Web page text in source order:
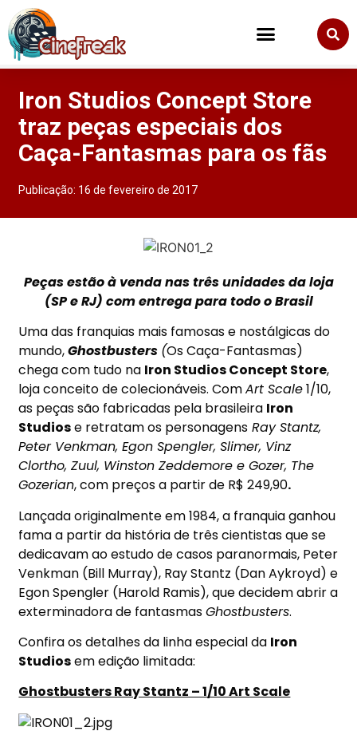
Iron Studios Concept Store
traz peças especiais dos
Caça-Fantasmas para os fãs
Publicação: 16 de fevereiro de 2017
Peças estão à venda nas três unidades da loja
(SP e RJ) com entrega para todo o Brasil
Uma das franquias mais famosas e nostálgicas do
mundo,Ghostbusters (Os Caça-Fantasmas)
chega com tudo na Iron Studios Concept Store,
loja conceito de colecionáveis. ComArt Scale1/10,
as peças são fabricadas pela brasileira Iron
Studiose retratam os personagens Ray Stantz,
Peter Venkman, Egon Spengler, Slimer, Vinz
Clortho, Zuul, Winston Zeddemore e Gozer, The
Gozerian, com preços a partir de R$ 249,90.
Lançada originalmente em 1984, a franquia ganhou
fama a partir da história de três cientistas que se
dedicavam ao estudo de casos paranormais, Peter
Venkman (Bill Murray), Ray Stantz (Dan Aykroyd) e
Egon Spengler (Harold Ramis), que decidem abrir a
exterminadora de fantasmasGhostbusters.
Confira os detalhes da linha especial da Iron
Studiosem edição limitada:
Ghostbusters Ray Stantz – 1/10 Art Scale